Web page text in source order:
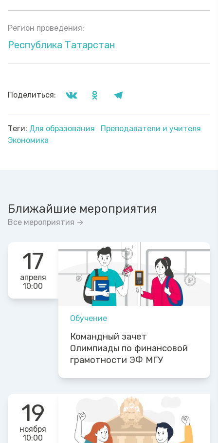
Регион проведения:
Республика Татарстан
Поделиться:
Теги: Для образования
Преподаватели и учителя
Экономика
Ближайшие мероприятия
Все мероприятия →
17
апреля
10:00
Обучение
Командный зачет
Олимпиады по финансовой
грамотности ЭФ МГУ
19
ноября
10:00